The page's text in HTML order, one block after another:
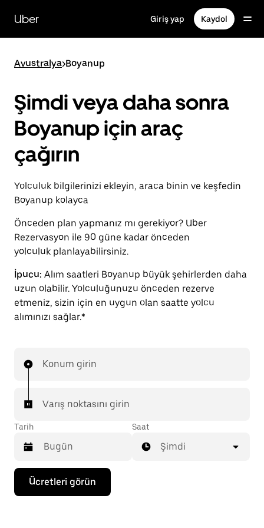
içeriğe
gidinUber Giriş yap Kaydol
Avustralya>Boyanup
Şimdi veya daha sonra
Boyanup için araç
çağırın
Yolculuk bilgilerinizi ekleyin, araca binin ve keşfedin
Boyanup kolayca
Önceden plan yapmanız mı gerekiyor? Uber
Rezervasyon ile 90 güne kadar önceden
yolculuk planlayabilirsiniz.
İpucu: Alım saatleri Boyanup büyük şehirlerden daha
uzun olabilir. Yolculuğunuzu önceden rezerve
etmeniz, sizin için en uygun olan saatte yolcu
alımınızı sağlar.*
Konum girin
Varış noktasını girin
Tarih
Takvimle
etkileşime
geçmek
Saat
Şimdi
Ücretleri görün